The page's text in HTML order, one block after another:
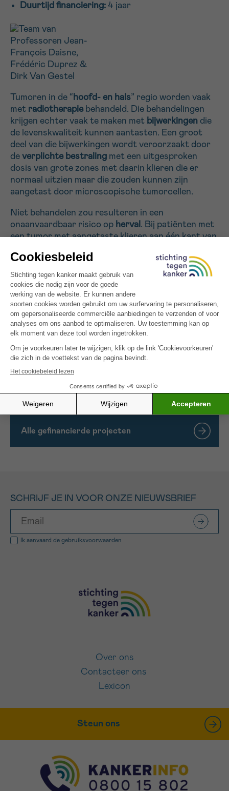
Duurtijd financiering: 4 jaar
Tumoren in de “ hoofd- en hals” regio worden vaak
met radiotherapie behandeld. Die behandelingen
krijgen echter vaak te maken met bijwerkingen die
de levenskwaliteit kunnen aantasten. Een groot
deel van die bijwerkingen wordt veroorzaakt door
de verplichte bestraling met een uitgesproken
dosis van grote zones met daarin klieren die er
normaal uitzien maar die zouden kunnen zijn
aangetast door microscopische tumorcellen.
Niet behandelen zou resulteren in een
onaanvaardbaar risico op herval . Bij patiënten met
een tumor met aangetaste klieren aan één kant van
behandelen met een 20% lagere dosis (“de-
escalatie van de dosis”). We zullen ook het
volumeverkleinendoor ons te richten op de te
behandelen klierzones door middel
vanbeeldvormingvan
deschildwachtklieren(“geïndividualiseerde volume
de-escalatie”) met behulp van een nieuwe
De tumor en aangetaste klieren zullen natuurlijk
met demaximale dosis
doeltreffendheid van de behandeling te garanderen.
Alle gefinancierde projecten
SCHRIJF JE IN VOOR ONZE NIEUWSBRIEF
Ik aanvaard de gebruiksvoorwaarden
MIJN VRAAG
Ja, stuur mij de nieuwsbrief
*VERPLICHT VELD
Sturen
Over ons
Contacteer ons
Lexicon
Steun ons